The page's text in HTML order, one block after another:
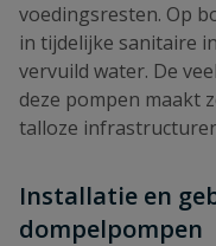
voedingsresten. Op
in tijdelijke sanitaire
vervuild water. De
deze pompen maakt
talloze
Installatie en
dompelpompen